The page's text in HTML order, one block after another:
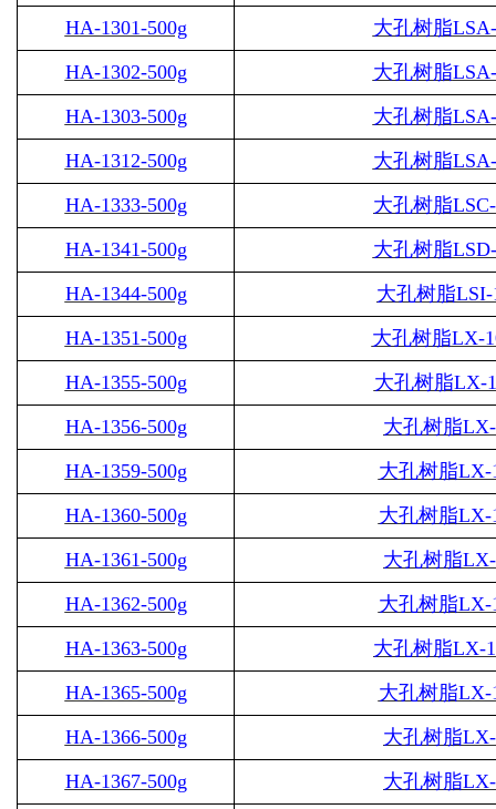
HA-1301-500g
大孔树脂
HA-1302-500g
大孔树脂
HA-1303-500g
大孔树脂
HA-1312-500g
大孔树脂
HA-1333-500g
大孔树脂
HA-1341-500g
大孔树脂
HA-1344-500g
大孔树脂LSI-
HA-1351-500g
大孔树脂LX-
HA-1355-500g
大孔树脂LX-
HA-1356-500g
大孔树脂
HA-1359-500g
大孔树脂LX-
HA-1360-500g
大孔树脂LX-
HA-1361-500g
大孔树脂
HA-1362-500g
大孔树脂LX-
HA-1363-500g
大孔树脂LX-
HA-1365-500g
大孔树脂LX-
HA-1366-500g
大孔树脂
HA-1367-500g
大孔树脂